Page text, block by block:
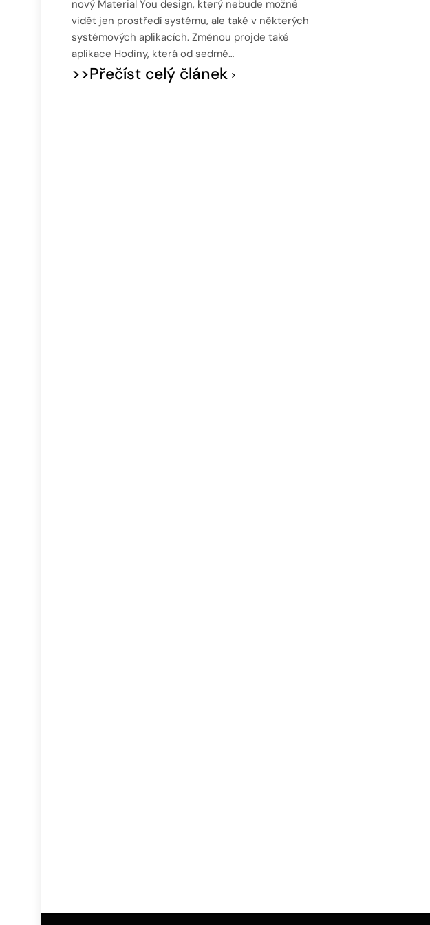
nový Material You design, který nebude možné
vidět jen prostředí systému, ale také v některých
systémových aplikacích. Změnou projde také
aplikace Hodiny, která od sedmé…
>>Přečíst celý článek